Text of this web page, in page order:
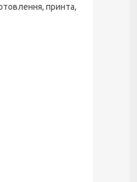
принта,